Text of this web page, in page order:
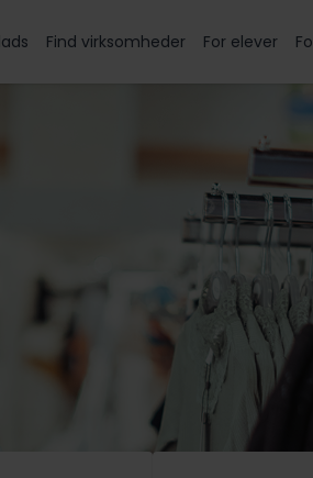
Find virksomheder For elever